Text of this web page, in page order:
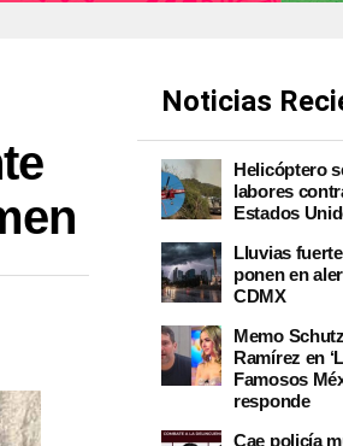
Noticias
Helicóptero
labores
Estados
Lluvias
ponen en
CDMX
Memo
Ramírez en
Famosos
responde
Cae policía